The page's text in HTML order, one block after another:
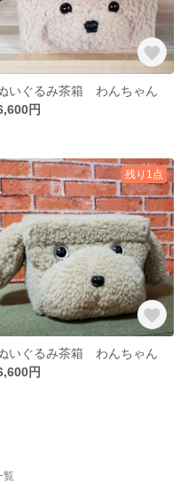
いぐるみ茶箱 わんちゃん
円
残り1点
いぐるみ茶箱 わんちゃん
円
覧